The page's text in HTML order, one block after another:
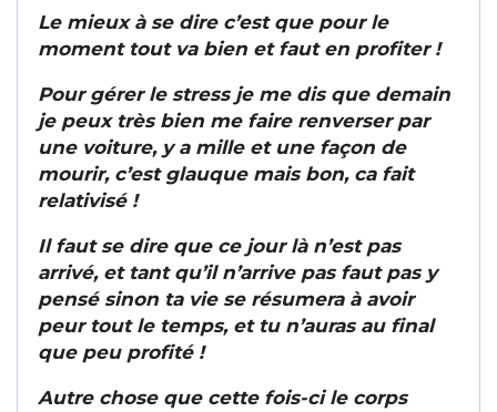
Le mieux à se dire c’est que pour le
moment tout va bien et faut en profiter !
Pour gérer le stress je me dis que demain
je peux très bien me faire renverser par
une voiture, y a mille et une façon de
mourir, c’est glauque mais bon, ca fait
relativisé !
Il faut se dire que ce jour là n’est pas
arrivé, et tant qu’il n’arrive pas faut pas y
pensé sinon ta vie se résumera à avoir
peur tout le temps, et tu n’auras au final
que peu profité !
Autre chose que cette fois-ci le corps